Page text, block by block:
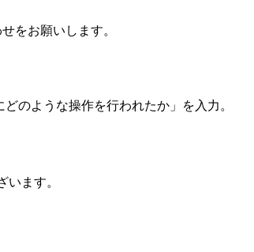
をお願いします。
のような操作を行われたか」を入力。
ます。